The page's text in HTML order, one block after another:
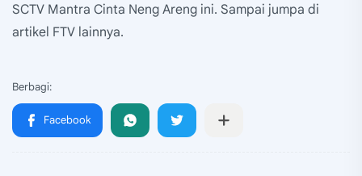
SCTV Mantra Cinta Neng Areng ini. Sampai jumpa di
artikel FTV lainnya.